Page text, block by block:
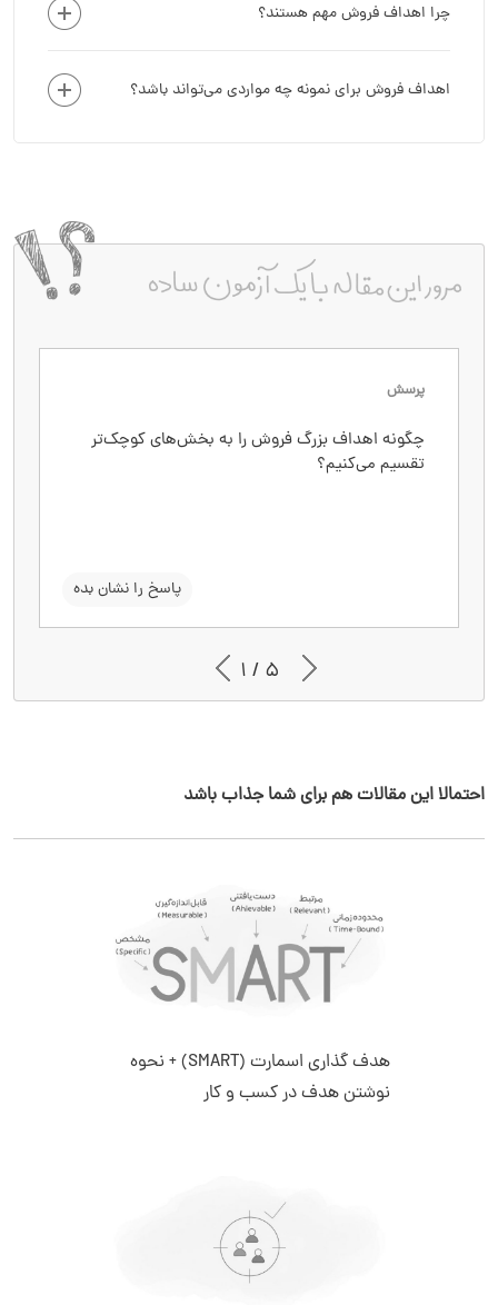
چرا اهداف فروش مهم هستند؟
اهداف فروش برای نمونه چه مواردی می‌تواند باشد؟
پرسش
چگونه اهداف بزرگ فروش را به بخش‌های کوچک‌تر
تقسیم می‌کنیم؟
پاسخ را نشان بده
با تعیین اهداف واسط (مثل تماس‌های هفتگی) که
منجر به رسیدن به هدف نهایی (مثل فروش ماهانه)
1 / 5
احتمالا این مقالات هم برای شما جذاب باشد
هدف گذاری اسمارت (SMART) + نحوه
نوشتن هدف در کسب و کار